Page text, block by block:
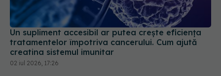
Un supliment accesibil ar putea crește eficiența
tratamentelor împotriva cancerului. Cum ajută
creatina sistemul imunitar
02 iul 2026, 17:26